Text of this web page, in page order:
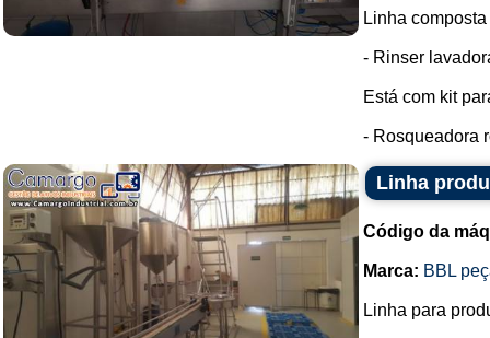
Linha
- Rinser
Está com kit
- Rosqueadora
Linha
Código da
Marca: BBL
Linha para